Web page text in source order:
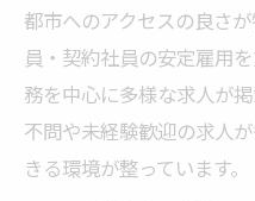
都市へのアクセスの良さ
員・契約社員の安定雇用
務を中心に多様な求人が
不問や未経験歓迎の求人
きる環境が整っています。